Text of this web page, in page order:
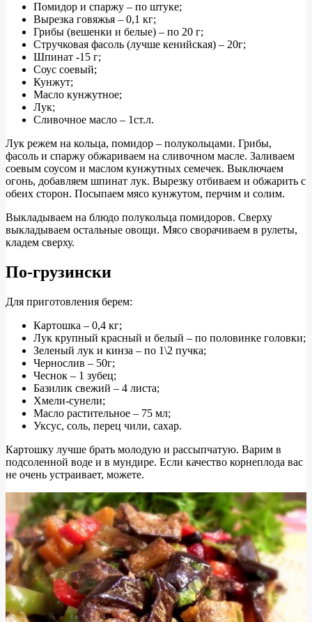
Помидор и спаржу – по штуке;
Вырезка говяжья – 0,1 кг;
Грибы (вешенки и белые) – по 20 г;
Стручковая фасоль (лучше кенийская) – 20г;
Шпинат -15 г;
Соус соевый;
Кунжут;
Масло кунжутное;
Лук;
Сливочное масло – 1ст.л.
Лук режем на кольца, помидор – полукольцами. Грибы,
фасоль и спаржу обжариваем на сливочном масле. Заливаем
соевым соусом и маслом кунжутных семечек. Выключаем
огонь, добавляем шпинат лук. Вырезку отбиваем и обжарить с
обеих сторон. Посыпаем мясо кунжутом, перчим и солим.
Выкладываем на блюдо полукольца помидоров. Сверху
выкладываем остальные овощи. Мясо сворачиваем в рулеты,
кладем сверху.
По-грузински
Для приготовления берем:
Картошка – 0,4 кг;
Лук крупный красный и белый – по половинке головки;
Зеленый лук и кинза – по 1\2 пучка;
Чернослив – 50г;
Чеснок – 1 зубец;
Базилик свежий – 4 листа;
Хмели-сунели;
Масло растительное – 75 мл;
Уксус, соль, перец чили, сахар.
Картошку лучше брать молодую и рассыпчатую. Варим в
подсоленной воде и в мундире. Если качество корнеплода вас
не очень устраивает, можете.